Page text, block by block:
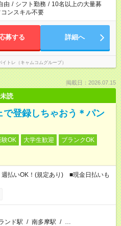
由 / シフト勤務 / 10名以上の大量募
ンスキル不要
募する 詳細へ
イトレ（キャムコムグループ）
掲載日：2026.07.15
未読
登録しちゃおう＊パン
験OK 大学生歓迎
ブランクOK
払いOK！(規定あり) ■現金日払いも
ンド駅 / 南多摩駅 / …